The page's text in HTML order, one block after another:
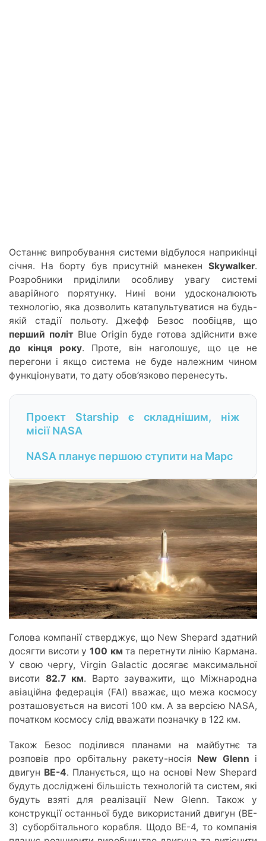
Останнє випробування системи відбулося наприкінці
січня. На борту був присутній манекен Skywalker.
Розробники приділили особливу увагу системі
аварійного порятунку. Нині вони удосконалюють
технологію, яка дозволить катапультуватися на будь-
якій стадії польоту. Джефф Безос пообіцяв, що
перший політBlue Origin буде готова здійснити вже
до кінця року. Проте, він наголошує, що це не
перегони і якщо система не буде належним чином
функціонувати, то дату обов’язково перенесуть.
Проект Starship є складнішим, ніж
місії NASA
NASA планує першою ступити на Марс
Голова компанії стверджує, що New Shepard здатний
досягти висоти у 100 км та перетнути лінію Кармана.
У свою чергу, Virgin Galactic досягає максимальної
висоти 82.7 км. Варто зауважити, що Міжнародна
авіаційна федерація (FAI) вважає, що межа космосу
розташовується на висоті 100 км. А за версією NASA,
початком космосу слід вважати позначку в 122 км.
Також Безос поділився планами на майбутнє та
розповів про орбітальну ракету-носія New Glenn і
двигун BE-4. Планується, що на основі New Shepard
будуть досліджені більшість технологій та систем, які
будуть взяті для реалізації New Glenn. Також у
конструкції останньої буде використаний двигун (BE-
3) суборбітального корабля. Щодо BE-4, то компанія